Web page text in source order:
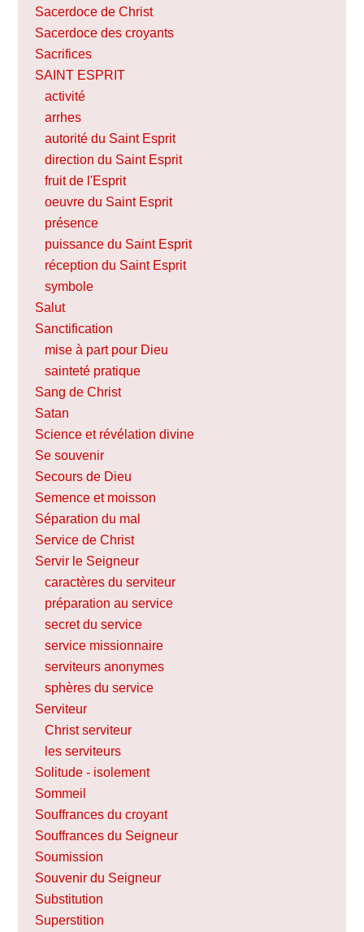
Sacerdoce de Christ
Sacerdoce des croyants
Sacrifices
SAINT ESPRIT
activité
arrhes
autorité du Saint Esprit
direction du Saint Esprit
fruit de l'Esprit
oeuvre du Saint Esprit
présence
puissance du Saint Esprit
réception du Saint Esprit
symbole
Salut
Sanctification
mise à part pour Dieu
sainteté pratique
Sang de Christ
Satan
Science et révélation divine
Se souvenir
Secours de Dieu
Semence et moisson
Séparation du mal
Service de Christ
Servir le Seigneur
caractères du serviteur
préparation au service
secret du service
service missionnaire
serviteurs anonymes
sphères du service
Serviteur
Christ serviteur
les serviteurs
Solitude - isolement
Sommeil
Souffrances du croyant
Souffrances du Seigneur
Soumission
Souvenir du Seigneur
Substitution
Superstition